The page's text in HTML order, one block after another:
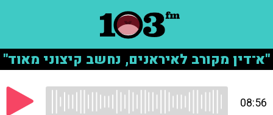
"א־דין מקורב לאיראנים, נחשב קיצוני מאוד"
08:56